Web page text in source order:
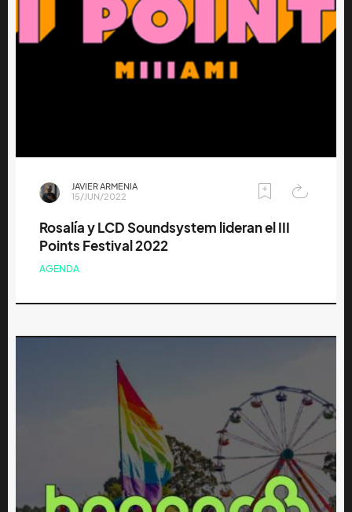
JAVIER ARMENIA
15/JUN/2022
Rosalía y LCD Soundsystem lideran el III
Points Festival 2022
AGENDA